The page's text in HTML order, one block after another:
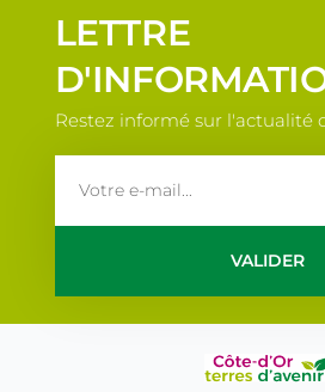
LETTRE
Restez informé sur l'actualité
VALIDER